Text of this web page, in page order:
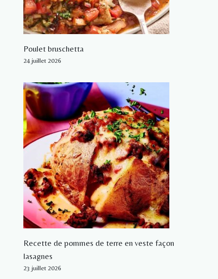
Poulet bruschetta
24 juillet 2026
Recette de pommes de terre en veste façon
lasagnes
23 juillet 2026